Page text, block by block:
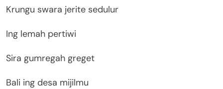
Krungu swara jerite sedulur
Ing lemah pertiwi
Sira gumregah greget
Bali ing desa mijilmu